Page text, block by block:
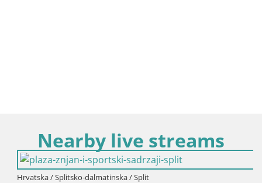
Nearby live streams
Hrvatska / Splitsko-dalmatinska / Split